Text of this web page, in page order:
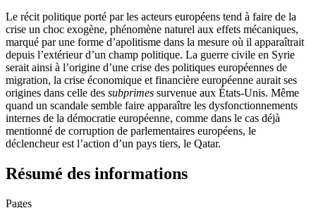
Le récit politique porté par les acteurs européens tend à faire de la
crise un choc exogène, phénomène naturel aux effets mécaniques,
marqué par une forme d’apolitisme dans la mesure où il apparaîtrait
depuis l’extérieur d’un champ politique. La guerre civile en Syrie
serait ainsi à l’origine d’une crise des politiques européennes de
migration, la crise économique et financière européenne aurait ses
origines dans celle des subprimes survenue aux États-Unis. Même
quand un scandale semble faire apparaître les dysfonctionnements
internes de la démocratie européenne, comme dans le cas déjà
mentionné de corruption de parlementaires européens, le
déclencheur est l’action d’un pays tiers, le Qatar.
Résumé des informations
Pages